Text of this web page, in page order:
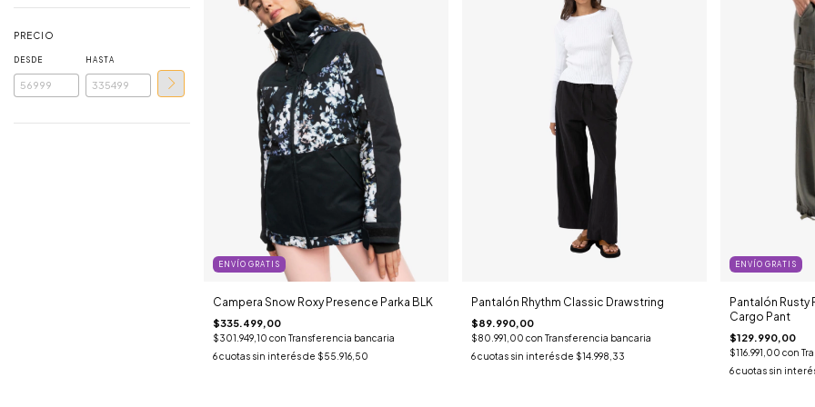
PRECIO
DESDE HASTA
ENVÍO GRATIS
Campera Snow Roxy Presence Parka BLK
$335.499,00
$301.949,10 con Transferencia bancaria
6cuotas sin interés de $55.916,50
Pantalón Rhythm Classic Drawstring
$89.990,00
$80.991,00 con Transferencia bancaria
6cuotas sin interés de $14.998,33
ENVÍO GRATIS
Pantalón Rusty
Cargo Pant
$129.990,00
$116.991,00 con
6 cuotas sin